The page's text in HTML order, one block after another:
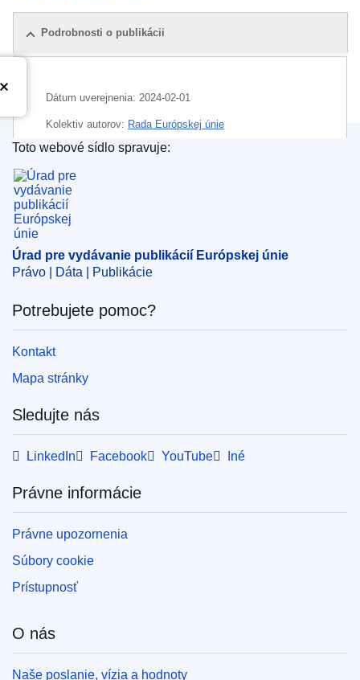
Podrobnosti o publikácii
Dátum uverejnenia: 2024-02-01
Kolektiv autorov: Rada Európskej únie
IMMC : ST 5757 2024 ADD 1
Úrad pre vydávanie publikácií Európskej únie
Toto webové sídlo spravuje:
Úrad pre vydávanie publikácií Európskej únie
Právo | Dáta | Publikácie
Potrebujete pomoc?
Kontakt
Mapa stránky
Sledujte nás
LinkedIn Facebook YouTube Iné
Právne informácie
Právne upozornenia
Súbory cookie
Prístupnosť
O nás
Naše poslanie, vízia a hodnoty